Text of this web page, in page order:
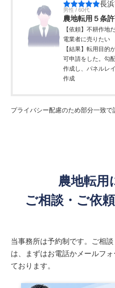
長
男性 / 60代
農地転用５条
【依頼】不耕作地
電業者に売りたい
【結果】転用目的
可申請をした。勾
作成し、パネルレ
作成
プライバシー配慮のため部分一致で
農地転用
ご相談・ご依
当事務所は予約制です。ご相
は、まずはお電話かメールフ
ております。